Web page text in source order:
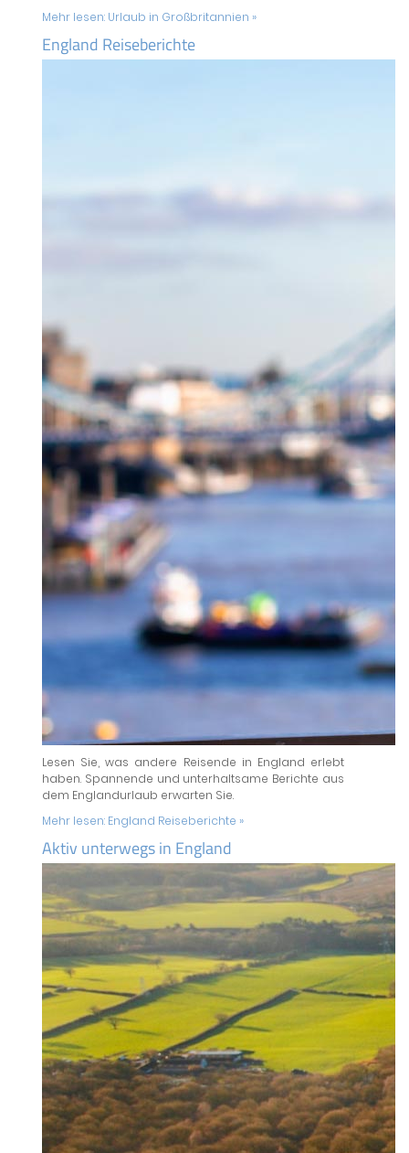
Mehr lesen: Urlaub in Großbritannien »
England Reiseberichte
Lesen Sie, was andere Reisende in England erlebt
haben. Spannende und unterhaltsame Berichte aus
dem Englandurlaub erwarten Sie.
Mehr lesen: England Reiseberichte »
Aktiv unterwegs in England